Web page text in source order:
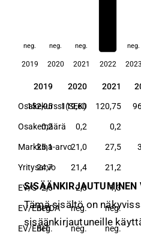
neg. neg. neg. neg.
2019 2020 2021 2022 2023
2019 2020 2021
2019 2020 2021
Osakekurssi (SEK)
152,95 119,60 120,75
Osakemäärä
0,2 0,2 0,2
Markkina-arvo
25,1 21,0 27,5
Yritysarvo
24,7 21,4 21,2
EV/S 2,6 2,0 1,3
EV/EBITDA
neg. neg. neg.
EV/EBIT
neg. neg. neg.
SISÄÄNKIRJAUTUMINEN
Tämä sisältö on
sisäänkirjautuneille